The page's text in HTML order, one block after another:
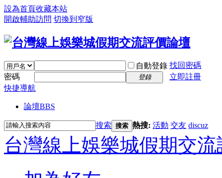
設為首頁收藏本站
開啟輔助訪問 切換到窄版
自動登錄 找回密碼
密碼
登錄
立即註冊
快捷導航
論壇BBS
搜索 搜索 熱搜: 活動 交友 discuz
台灣線上娛樂城假期交